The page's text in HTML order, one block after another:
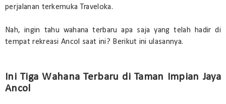
perjalanan terkemuka Traveloka.
Nah, ingin tahu wahana terbaru apa saja yang telah hadir di
tempat rekreasi Ancol saat ini? Berikut ini ulasannya.
Ini Tiga Wahana Terbaru di Taman Impian Jaya
Ancol